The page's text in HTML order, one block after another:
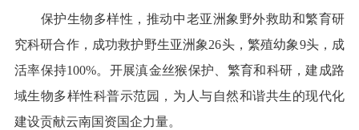
保护生物多样性，推动中老亚洲象野外救助和繁育研
究科研合作，成功救护野生亚洲象26头，繁殖幼象9头，成
活率保持100%。开展滇金丝猴保护、繁育和科研，建成路
域生物多样性科普示范园，为人与自然和谐共生的现代化
建设贡献云南国资国企力量。